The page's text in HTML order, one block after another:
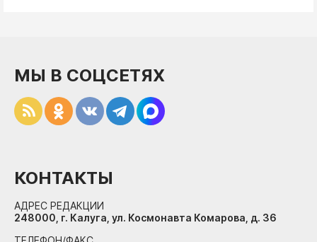
МЫ В СОЦСЕТЯХ
КОНТАКТЫ
АДРЕС РЕДАКЦИИ
248000, г. Калуга, ул. Космонавта Комарова, д. 36